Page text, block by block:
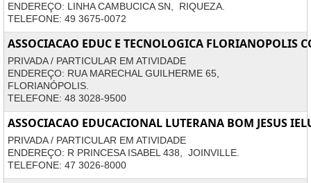
ENDEREÇO: LINHA CAMBUCICA SN, RIQUEZA.
TELEFONE: 49 3675-0072
ASSOCIACAO EDUC E TECNOLOGICA FLORIANOPOLIS
PRIVADA / PARTICULAR EM ATIVIDADE
ENDEREÇO: RUA MARECHAL GUILHERME 65,
FLORIANÓPOLIS.
TELEFONE: 48 3028-9500
ASSOCIACAO EDUCACIONAL LUTERANA BOM JESUS
PRIVADA / PARTICULAR EM ATIVIDADE
ENDEREÇO: R PRINCESA ISABEL 438, JOINVILLE.
TELEFONE: 47 3026-8000